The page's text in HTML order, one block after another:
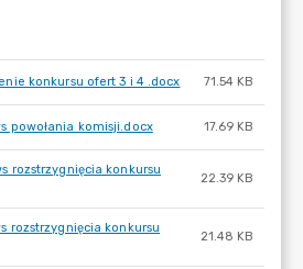
konkursu ofert 3 i 4 .docx 71.54 KB
powołania komisji.docx 17.69 KB
rozstrzygnięcia konkursu
22.39 KB
rozstrzygnięcia konkursu
21.48 KB